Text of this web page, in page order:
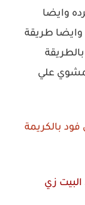
وايضا
طريقة
علي
بالكريمة
زي